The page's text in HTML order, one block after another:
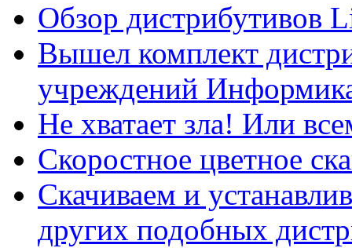
Обзор дистрибутивов
Вышел комплект
учреждений
Не хватает зла! Или
Скоростное цветное
Скачиваем и
других подобных